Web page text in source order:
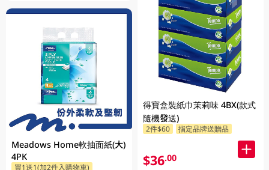
Meadows Home軟抽面紙(大)
4PK
買1送1(加2件入購物車)
得寶盒裝紙巾茉莉味 4BX(款式
隨機發送)
2件$60 指定品牌送贈品
$36.00